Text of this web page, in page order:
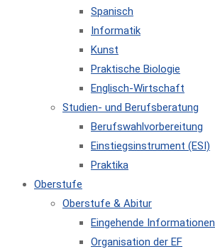
Spanisch
Informatik
Kunst
Praktische Biologie
Englisch-Wirtschaft
Studien- und Berufsberatung
Berufswahlvorbereitung
Einstiegsinstrument (ESI)
Praktika
Oberstufe
Oberstufe & Abitur
Eingehende Informationen
Organisation der EF